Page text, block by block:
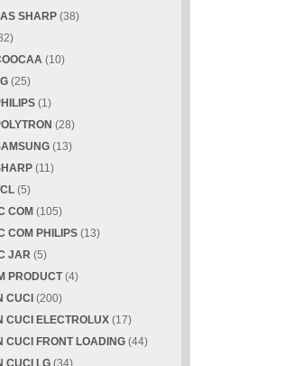
SHARP (38)
(10)
(25)
(1)
(28)
(13)
(11)
(5)
COM (105)
COM PHILIPS (13)
JAR (5)
PRODUCT (4)
CUCI (200)
CUCI ELECTROLUX (17)
CUCI FRONT LOADING (44)
CUCI LG (34)